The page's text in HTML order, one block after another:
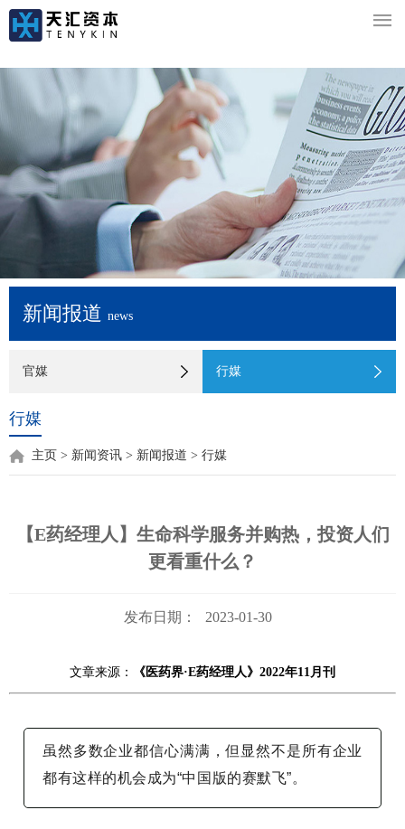

新闻报道 news
官媒 行媒
行媒
主页 > 新闻资讯 > 新闻报道 > 行媒
【E药经理人】生命科学服务并购热，投资人们
更看重什么？
发布日期： 2023-01-30
文章来源： 《医药界·E药经理人》2022年11月刊
虽然多数企业都信心满满，但显然不是所有企业
都有这样的机会成为“中国版的赛默飞”。